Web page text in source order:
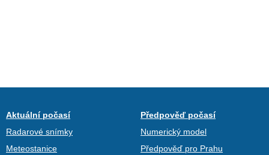
Aktuální počasí
Radarové snímky
Meteostanice
Předpověď počasí
Numerický model
Předpověď pro Prahu